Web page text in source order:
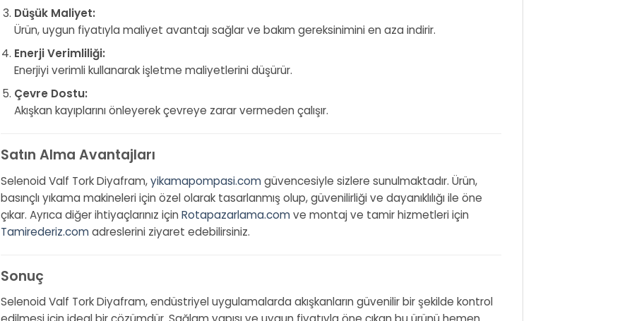
Düşük Maliyet:
Ürün, uygun fiyatıyla maliyet avantajı sağlar ve bakım gereksinimini en aza indirir.
Enerji Verimliliği:
Enerjiyi verimli kullanarak işletme maliyetlerini düşürür.
Çevre Dostu:
Akışkan kayıplarını önleyerek çevreye zarar vermeden çalışır.
Satın Alma Avantajları
Selenoid Valf Tork Diyafram,yikamapompasi.com güvencesiyle sizlere sunulmaktadır. Ürün,
basınçlı yıkama makineleri için özel olarak tasarlanmış olup, güvenilirliği ve dayanıklılığı ile öne
çıkar. Ayrıca diğer ihtiyaçlarınız için Rotapazarlama.com ve montaj ve tamir hizmetleri için
Tamirederiz.com adreslerini ziyaret edebilirsiniz.
Sonuç
Selenoid Valf Tork Diyafram, endüstriyel uygulamalarda akışkanların güvenilir bir şekilde kontrol